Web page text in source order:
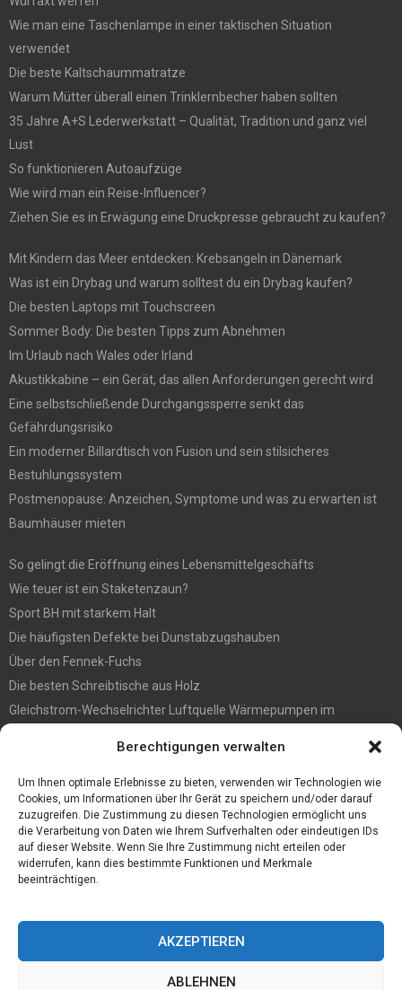
Berechtigungen verwalten
Um Ihnen optimale Erlebnisse zu bieten, verwenden wir Technologien wie
Cookies, um Informationen über Ihr Gerät zu speichern und/oder darauf
zuzugreifen. Die Zustimmung zu diesen Technologien ermöglicht uns
die Verarbeitung von Daten wie Ihrem Surfverhalten oder eindeutigen IDs
auf dieser Website. Wenn Sie Ihre Zustimmung nicht erteilen oder
widerrufen, kann dies bestimmte Funktionen und Merkmale
beeinträchtigen.
AKZEPTIEREN
ABLEHNEN
Wie man eine Taschenlampe in einer taktischen Situation
verwendet
Die beste Kaltschaummatratze
Warum Mütter überall einen Trinklernbecher haben sollten
35 Jahre A+S Lederwerkstatt – Qualität, Tradition und ganz viel
Lust
So funktionieren Autoaufzüge
Wie wird man ein Reise-Influencer?
Ziehen Sie es in Erwägung eine Druckpresse gebraucht zu kaufen?
Mit Kindern das Meer entdecken: Krebsangeln in Dänemark
Was ist ein Drybag und warum solltest du ein Drybag kaufen?
Die besten Laptops mit Touchscreen
Sommer Body: Die besten Tipps zum Abnehmen
Im Urlaub nach Wales oder Irland
Akustikkabine – ein Gerät, das allen Anforderungen gerecht wird
Eine selbstschließende Durchgangssperre senkt das
Gefährdungsrisiko
Ein moderner Billardtisch von Fusion und sein stilsicheres
Bestuhlungssystem
Postmenopause: Anzeichen, Symptome und was zu erwarten ist
Baumhäuser mieten
So gelingt die Eröffnung eines Lebensmittelgeschäfts
Wie teuer ist ein Staketenzaun?
Sport BH mit starkem Halt
Die häufigsten Defekte bei Dunstabzugshauben
Über den Fennek-Fuchs
Die besten Schreibtische aus Holz
Gleichstrom-Wechselrichter Luftquelle Wärmepumpen im
Befall vorbeugen? So werden Sie Holzwürmer los
Ein Convoi Exceptionnel gehört in fachkundige Hände